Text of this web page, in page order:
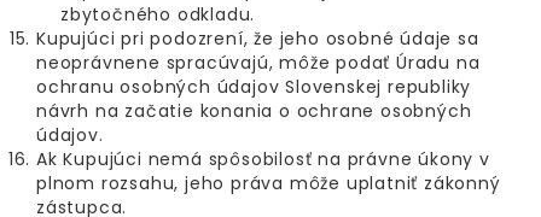
zbytočného odkladu.
Kupujúci pri podozrení, že jeho osobné údaje sa
neoprávnene spracúvajú, môže podať Úradu na
ochranu osobných údajov Slovenskej republiky
návrh na začatie konania o ochrane osobných
údajov.
Ak Kupujúci nemá spôsobilosť na právne úkony v
plnom rozsahu, jeho práva môže uplatniť zákonný
zástupca.